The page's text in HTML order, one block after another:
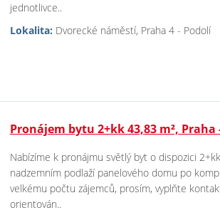
jednotlivce..
Lokalita: Dvorecké náměstí, Praha 4 - Podolí
Pronájem bytu 2+kk 43,83 m², Praha
Nabízíme k pronájmu světlý byt o dispozici
nadzemním podlaží panelového domu po
velkému počtu zájemců, prosím, vyplňte
orientován..